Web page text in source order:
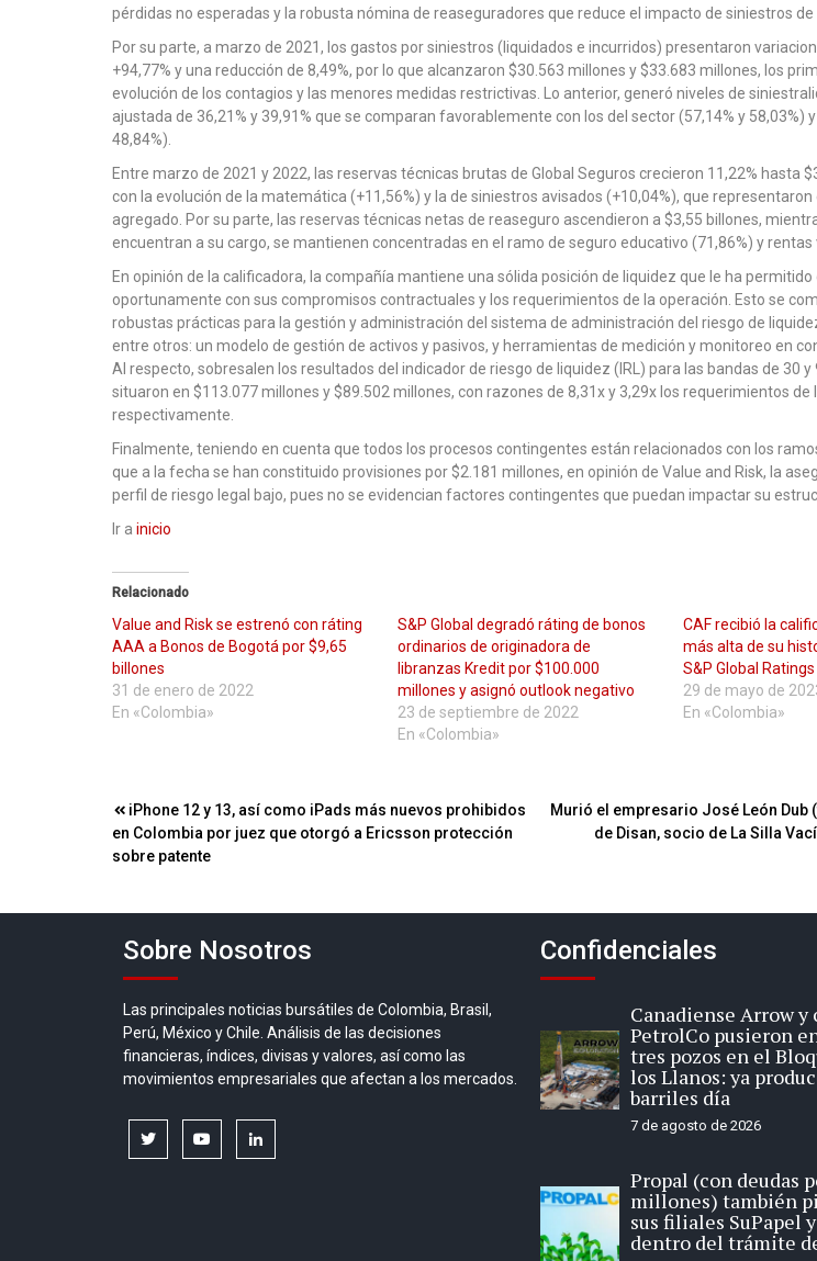
pérdidas no esperadas y la robusta nómina de reaseguradores que reduce el impacto de siniestros de
Por su parte, a marzo de 2021, los gastos por siniestros (liquidados e incurridos) presentaron
+94,77% y una reducción de 8,49%, por lo que alcanzaron $30.563 millones y $33.683 millones, los
evolución de los contagios y las menores medidas restrictivas. Lo anterior, generó niveles de
ajustada de 36,21% y 39,91% que se comparan favorablemente con los del sector (57,14% y 58,03%)
48,84%).
Entre marzo de 2021 y 2022, las reservas técnicas brutas de Global Seguros crecieron 11,22% hasta
con la evolución de la matemática (+11,56%) y la de siniestros avisados (+10,04%), que representaron
agregado. Por su parte, las reservas técnicas netas de reaseguro ascendieron a $3,55 billones,
encuentran a su cargo, se mantienen concentradas en el ramo de seguro educativo (71,86%) y rentas
En opinión de la calificadora, la compañía mantiene una sólida posición de liquidez que le ha
oportunamente con sus compromisos contractuales y los requerimientos de la operación. Esto se
robustas prácticas para la gestión y administración del sistema de administración del riesgo de
entre otros: un modelo de gestión de activos y pasivos, y herramientas de medición y monitoreo en
Al respecto, sobresalen los resultados del indicador de riesgo de liquidez (IRL) para las bandas de 30 y
situaron en $113.077 millones y $89.502 millones, con razones de 8,31x y 3,29x los requerimientos de
respectivamente.
Finalmente, teniendo en cuenta que todos los procesos contingentes están relacionados con los
que a la fecha se han constituido provisiones por $2.181 millones, en opinión de Value and Risk, la
perfil de riesgo legal bajo, pues no se evidencian factores contingentes que puedan impactar su
Ir a inicio
Relacionado
Value and Risk se estrenó con ráting
AAA a Bonos de Bogotá por $9,65
billones
31 de enero de 2022
En «Colombia»
S&P Global degradó ráting de bonos
ordinarios de originadora de
libranzas Kredit por $100.000
millones y asignó outlook negativo
23 de septiembre de 2022
En «Colombia»
CAF recibió la
más alta de su
S&P Global
29 de mayo de
En «Colombia»
Navegación
de
iPhone 12 y 13, así como iPads más nuevos prohibidos
en Colombia por juez que otorgó a Ericsson protección
sobre patente
Murió el empresario José León Dub
de Disan, socio de La Silla
Sobre Nosotros
Las principales noticias bursátiles de Colombia, Brasil,
Perú, México y Chile. Análisis de las decisiones
financieras, índices, divisas y valores, así como las
movimientos empresariales que afectan a los mercados.
twitter youtubelinkedin
Confidenciales
Canadiense Arrow y
PetrolCo pusieron
tres pozos en el
los Llanos: ya
barriles día
7 de agosto de 2026
Propal (con deudas
millones) también
sus filiales SuPapel
dentro del trámite